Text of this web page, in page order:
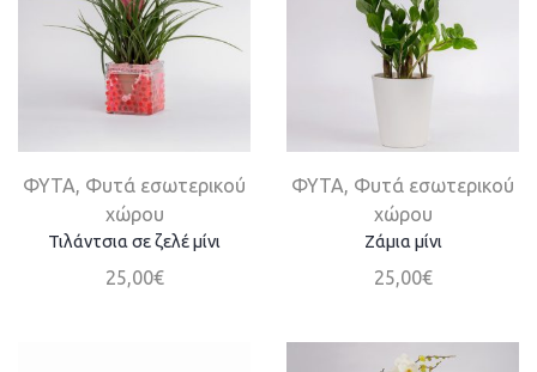
ΦΥΤΑ Φυτά εσωτερικού
χώρου
Τιλάντσια σε ζελέ μίνι
25,00€
ΦΥΤΑ Φυτά εσωτερικού
χώρου
Ζάμια μίνι
25,00€